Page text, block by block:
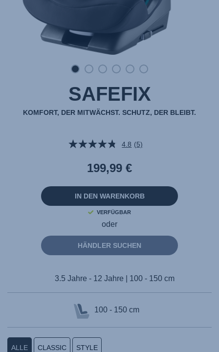
SAFEFIX
KOMFORT, DER MITWÄCHST. SCHUTZ, DER BLEIBT.
4.8 5
derselben
Seite.
(5)
199,99 €
IN DEN WARENKORB
VERFÜGBAR
oder
HÄNDLER SUCHEN
3.5 Jahre - 12 Jahre | 100 - 150 cm
100 - 150 cm
ALLE CLASSIC STYLE